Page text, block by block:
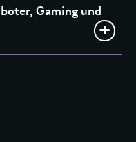
Gaming und